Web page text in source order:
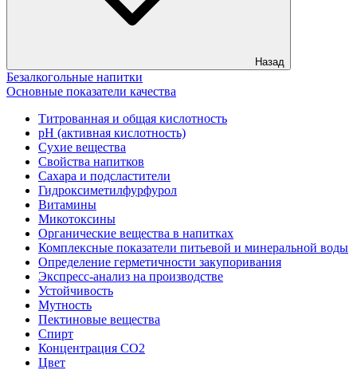
Назад
Безалкогольные напитки
Основные показатели качества
Титрованная и общая кислотность
рН (активная кислотность)
Сухие вещества
Свойства напитков
Сахара и подсластители
Гидроксиметилфурфурол
Витамины
Микотоксины
Органические вещества в напитках
Комплексные показатели питьевой и минеральной воды
Определение герметичности закупоривания
Экспресс-анализ на производстве
Устойчивость
Мутность
Пектиновые вещества
Спирт
Концентрация СО2
Цвет